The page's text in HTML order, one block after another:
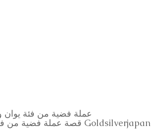
عملة فضية من فئة يوان
— قصة عملة فضية من فئة يوان واحد تعكس مُثُل الصين الحديثة وقلقها — من Goldsilverjapan